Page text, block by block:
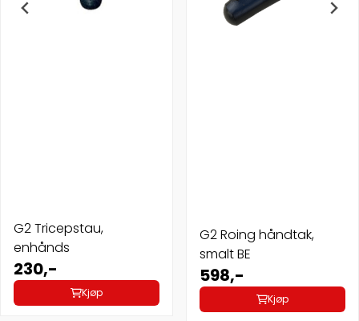
G2 Tricepstau,
enhånds
230,-
Kjøp
G2 Roing håndtak,
smalt BE
598,-
Kjøp